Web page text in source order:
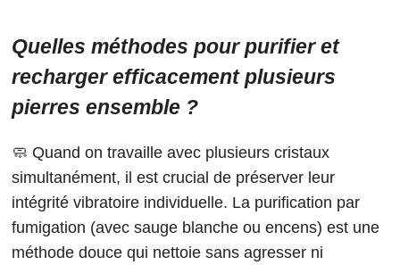
Quelles méthodes pour purifier et
recharger efficacement plusieurs
pierres ensemble ?
🧼 Quand on travaille avec plusieurs cristaux
simultanément, il est crucial de préserver leur
intégrité vibratoire individuelle. La purification par
fumigation (avec sauge blanche ou encens) est une
méthode douce qui nettoie sans agresser ni